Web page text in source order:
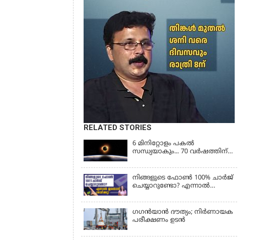
RELATED STORIES
6 മിനിറ്റോളം പകൽ
സന്ധ്യയാകും... 70 വർഷത്തിന്
നിങ്ങളുടെ ഫോൺ 100% ചാർജ്
ചെയ്യാറുണ്ടോ? എന്നാൽ
ഗഗന്‍യാന്‍ ദൗത്യം; നിര്‍ണായക
പരീക്ഷണം ഉടന്‍